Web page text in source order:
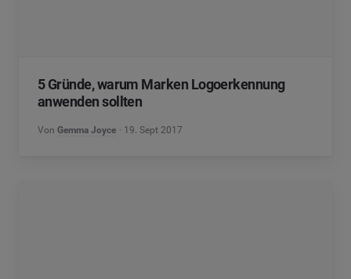
5 Gründe, warum Marken Logoerkennung
anwenden sollten
Von Gemma Joyce 19. Sept 2017